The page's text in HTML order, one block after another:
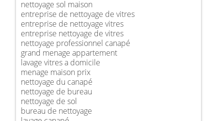
nettoyage sol maison
entreprise de nettoyage de vitres
entreprise de nettoyage vitres
entreprise nettoyage de vitres
nettoyage professionnel canapé
grand menage appartement
lavage vitres a domicile
menage maison prix
nettoyage du canapé
nettoyage de bureau
nettoyage de sol
bureau de nettoyage